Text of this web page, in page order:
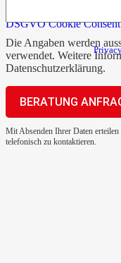
Die Angaben werden
verwendet. Weitere
Datenschutzerklärung.
Mit Absenden Ihrer Daten
telefonisch zu kontaktieren.
DSGVO Cookie